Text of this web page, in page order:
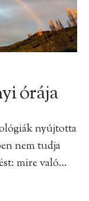
órája
nyújtotta
nem tudja
mire való…